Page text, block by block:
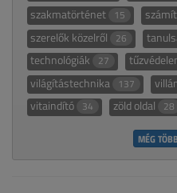
szakmatörténet 15
szerelők közelről 26
technológiák 27
világítástechnika 137
vitaindító 34 zöld oldal 28
MÉG